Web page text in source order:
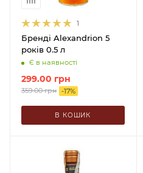
1
Бренді Alexandrion 5
років 0.5 л
Є в наявності
299.00 грн
359.00грн -17%
В КОШИК